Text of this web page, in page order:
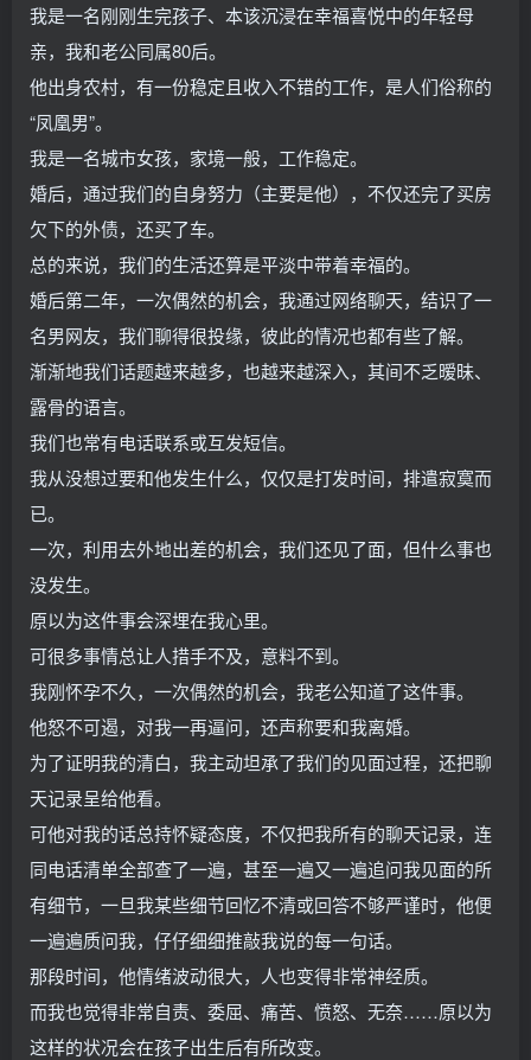
我是一名刚刚生完孩子、本该沉浸在幸福喜悦中的年轻母
亲，我和老公同属80后。
他出身农村，有一份稳定且收入不错的工作，是人们俗称的
“凤凰男”。
我是一名城市女孩，家境一般，工作稳定。
婚后，通过我们的自身努力（主要是他），不仅还完了买房
欠下的外债，还买了车。
总的来说，我们的生活还算是平淡中带着幸福的。
婚后第二年，一次偶然的机会，我通过网络聊天，结识了一
名男网友，我们聊得很投缘，彼此的情况也都有些了解。
渐渐地我们话题越来越多，也越来越深入，其间不乏暧昧、
露骨的语言。
我们也常有电话联系或互发短信。
我从没想过要和他发生什么，仅仅是打发时间，排遣寂寞而
已。
一次，利用去外地出差的机会，我们还见了面，但什么事也
没发生。
原以为这件事会深埋在我心里。
可很多事情总让人措手不及，意料不到。
我刚怀孕不久，一次偶然的机会，我老公知道了这件事。
他怒不可遏，对我一再逼问，还声称要和我离婚。
为了证明我的清白，我主动坦承了我们的见面过程，还把聊
天记录呈给他看。
可他对我的话总持怀疑态度，不仅把我所有的聊天记录，连
同电话清单全部查了一遍，甚至一遍又一遍追问我见面的所
有细节，一旦我某些细节回忆不清或回答不够严谨时，他便
一遍遍质问我，仔仔细细推敲我说的每一句话。
那段时间，他情绪波动很大，人也变得非常神经质。
而我也觉得非常自责、委屈、痛苦、愤怒、无奈……原以为
这样的状况会在孩子出生后有所改变。